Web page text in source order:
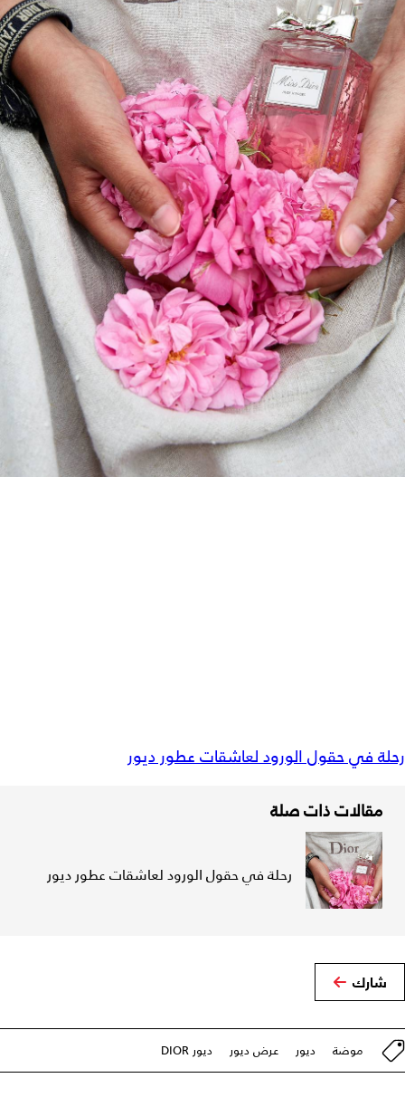
رحلة في حقول الورود لعاشقات عطور ديور
مقالات ذات صلة
رحلة في حقول الورود لعاشقات عطور ديور
شارك
موضة ديور عرض ديور ديور DIOR